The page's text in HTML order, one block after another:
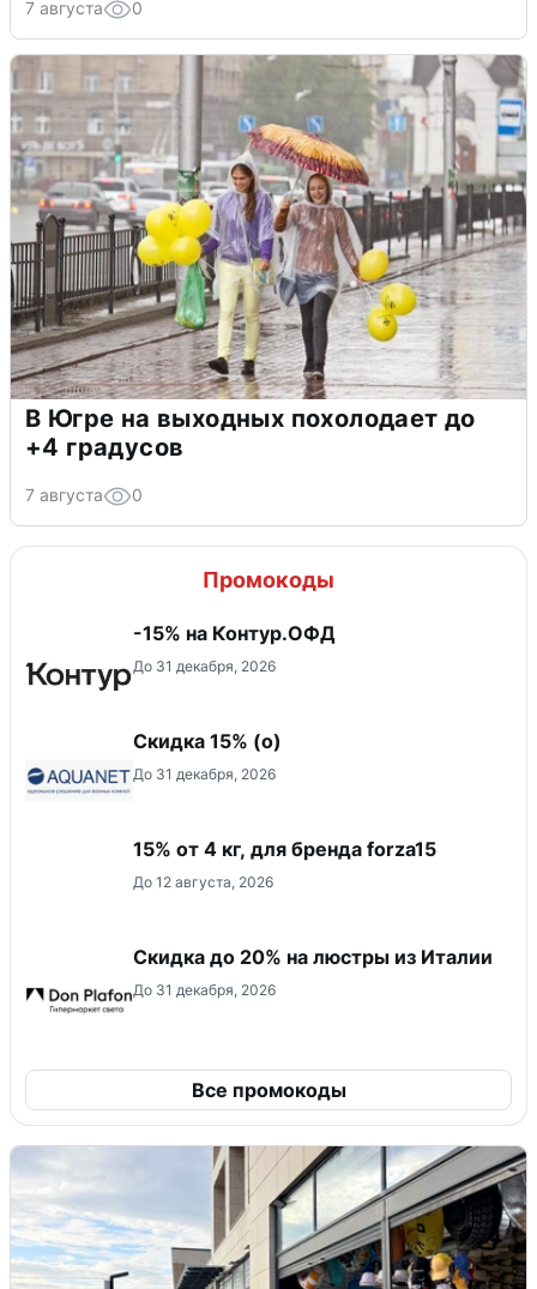
7 августа 0
В Югре на выходных похолодает до
+4 градусов
7 августа 0
Промокоды
-15% на Контур.ОФД
До 31 декабря, 2026
Скидка 15% (о)
До 31 декабря, 2026
15% от 4 кг, для бренда forza15
До 12 августа, 2026
Скидка до 20% на люстры из Италии
До 31 декабря, 2026
Все промокоды